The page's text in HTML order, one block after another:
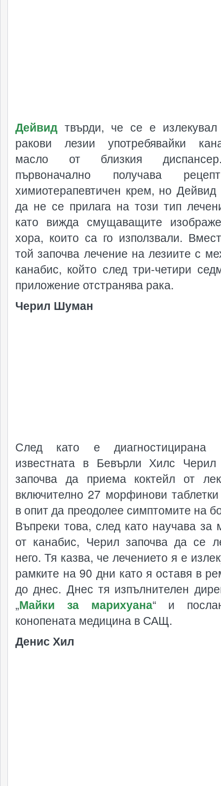
Дейвид твърди, че се е
ракови лезии употребявайки
масло от близкия
първоначално получава
химиотерапевтичен крем, но
да не се прилага на този тип
като вижда смущаващите
хора, които са го използвали.
той започва лечение на лезиите с
канабис, който след три-четири
приложение отстранява рака.
Черил Шуман
След като е
известната в Бевърли Хилс
започва да приема коктейл от
включително 27 морфинови
в опит да преодолее симптомите на
Въпреки това, след като научава за
от канабис, Черил започва да се
него. Тя казва, че лечението я е
рамките на 90 дни като я оставя в
до днес. Днес тя изпълнителен
„Майки за марихуана“ и
конопената медицина в САЩ.
Денис Хил